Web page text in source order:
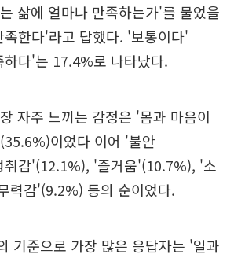
삶에 얼마나 만족하는가'를 물었을
한다'라고 답했다. '보통이다'
다'는 17.4%로 나타났다.
자주 느끼는 감정은 '몸과 마음이
이었다 이어 '불안
감'(12.1%), '즐거움'(10.7%), '소
력감'(9.2%) 등의 순이었다.
기준으로 가장 많은 응답자는 '일과